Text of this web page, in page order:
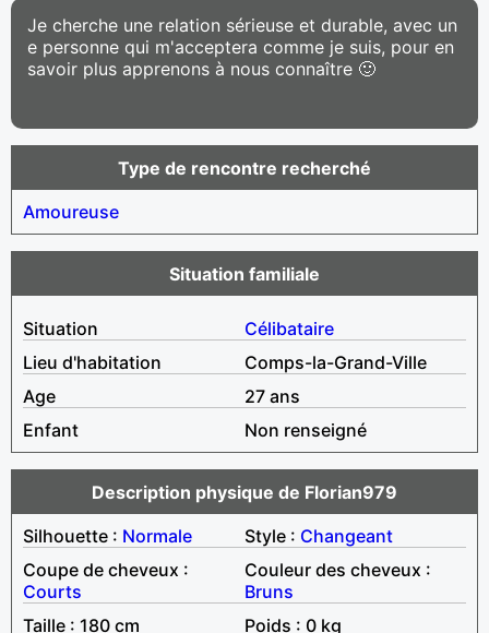
Je cherche une relation sérieuse et durable, avec un
e personne qui m'acceptera comme je suis, pour en
savoir plus apprenons à nous connaître 🙂
Type de rencontre recherché
Amoureuse
Situation familiale
Situation
Célibataire
Lieu d'habitation
Comps-la-Grand-Ville
Age
27 ans
Enfant
Non renseigné
Description physique de Florian979
Silhouette : Normale Style : Changeant
Coupe de cheveux :
Courts
Couleur des cheveux :
Bruns
Taille : 180 cm
Poids : 0 kg